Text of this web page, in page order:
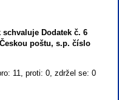
Dodatek č. 6
poštu, s.p. číslo
11, proti: 0, zdržel se: 0